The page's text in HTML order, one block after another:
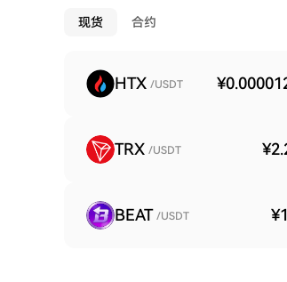
现货 合约
HTX /USDT
TRX /USDT
BEAT /USDT